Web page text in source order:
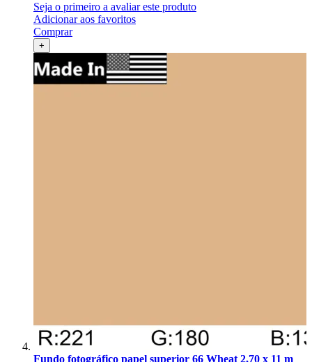
Seja o primeiro a avaliar este produto
Adicionar aos favoritos
Comprar
+
Fundo fotográfico papel superior 66 Wheat 2,70 x 11 m